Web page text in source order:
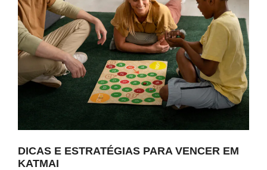
DICAS E ESTRATÉGIAS PARA VENCER EM
KATMAI